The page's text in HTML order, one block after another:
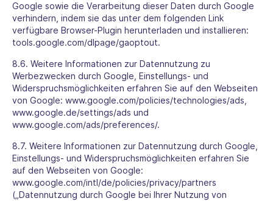
Google sowie die Verarbeitung dieser Daten durch Google
verhindern, indem sie das unter dem folgenden Link
verfügbare Browser-Plugin herunterladen und installieren:
tools.google.com/dlpage/gaoptout.
8.6. Weitere Informationen zur Datennutzung zu
Werbezwecken durch Google, Einstellungs- und
Widerspruchsmöglichkeiten erfahren Sie auf den Webseiten
von Google: www.google.com/policies/technologies/ads
www.google.de/settings/ads und
www.google.com/ads/preferences/.
8.7. Weitere Informationen zur Datennutzung durch Google,
Einstellungs- und Widerspruchsmöglichkeiten erfahren Sie
auf den Webseiten von Google:
www.google.com/intl/de/policies/privacy/partners
(„Datennutzung durch Google bei Ihrer Nutzung von